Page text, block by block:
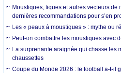
Moustiques, tiques et autres vecteurs de
dernières recommandations pour s’en
Les « peaux à moustiques » : mythe ou
Peut-on combattre les moustiques avec
La surprenante araignée qui chasse les
chaussettes
Coupe du Monde 2026 : le football a-t-il